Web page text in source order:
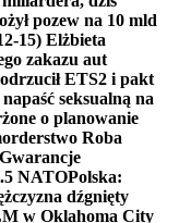
pozew na 10 mld
15) Elżbieta
zakazu aut
ETS2 i pakt
seksualną na
o planowanie
Roba
NATOPolska:
dźgnięty
w Oklahoma City